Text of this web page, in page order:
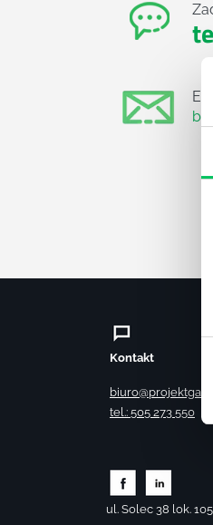
E-
Kontakt
tel.: 505 273 550
ul. Solec 38 lok. 105